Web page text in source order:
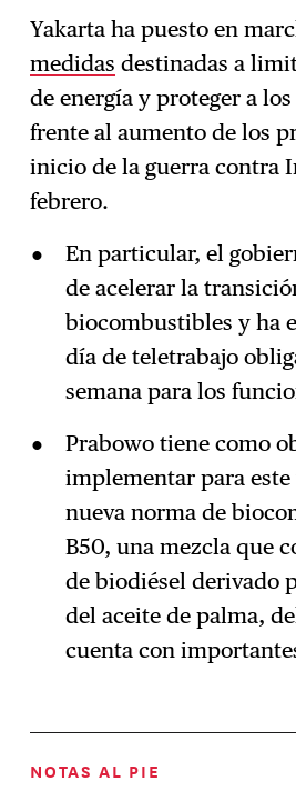
Yakarta ha puesto en
medidas destinadas a
de energía y proteger a
frente al aumento de los
inicio de la guerra contra
febrero.
En particular, el
de acelerar la
biocombustibles y ha
día de teletrabajo
semana para los
Prabowo tiene como
implementar para este
nueva norma de
B50, una mezcla que
de biodiésel derivado
del aceite de palma,
cuenta con
NOTAS AL PIE